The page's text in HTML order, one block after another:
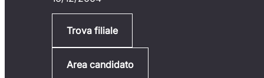
Trova filiale
Area candidato